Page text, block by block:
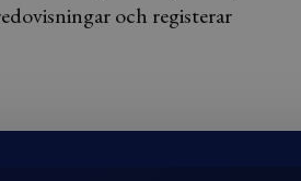
och registerar